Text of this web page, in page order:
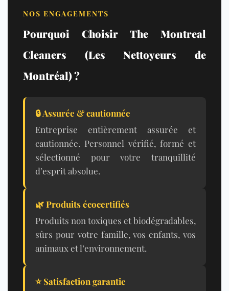
NOS ENGAGEMENTS
Pourquoi Choisir The Montreal
Cleaners (Les Nettoyeurs de
Montréal) ?
🔒 Assurée & cautionnée
Entreprise entièrement assurée et
cautionnée. Personnel vérifié, formé et
sélectionné pour votre tranquillité
d’esprit absolue.
🌿 Produits écocertifiés
Produits non toxiques et biodégradables,
sûrs pour votre famille, vos enfants, vos
animaux et l’environnement.
⭐ Satisfaction garantie